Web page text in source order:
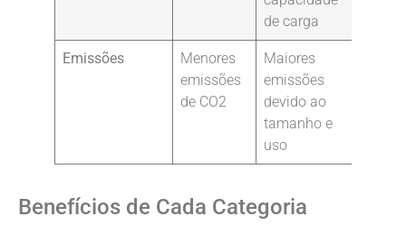
de carga
Emissões
Menores
emissões
de CO2
Maiores
emissões
devido ao
tamanho e
uso
Benefícios de Cada Categoria